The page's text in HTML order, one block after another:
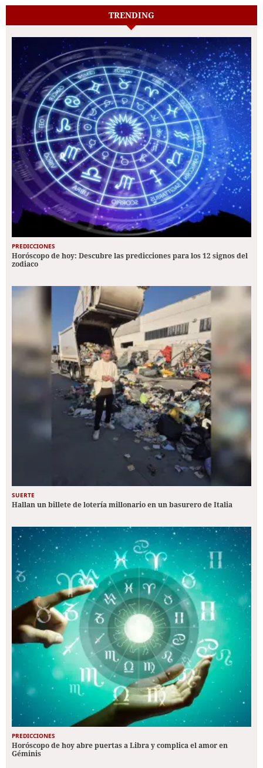
TRENDING
PREDICCIONES
Horóscopo de hoy: Descubre las predicciones para los 12 signos del
zodiaco
SUERTE
Hallan un billete de lotería millonario en un basurero de Italia
PREDICCIONES
Horóscopo de hoy abre puertas a Libra y complica el amor en
Géminis